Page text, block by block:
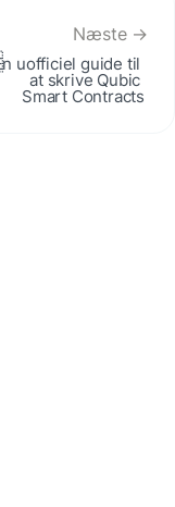
Næste →
uofficiel guide til
at skrive Qubic
Smart Contracts